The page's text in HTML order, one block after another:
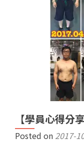
【學員心得分
Posted on 2017-